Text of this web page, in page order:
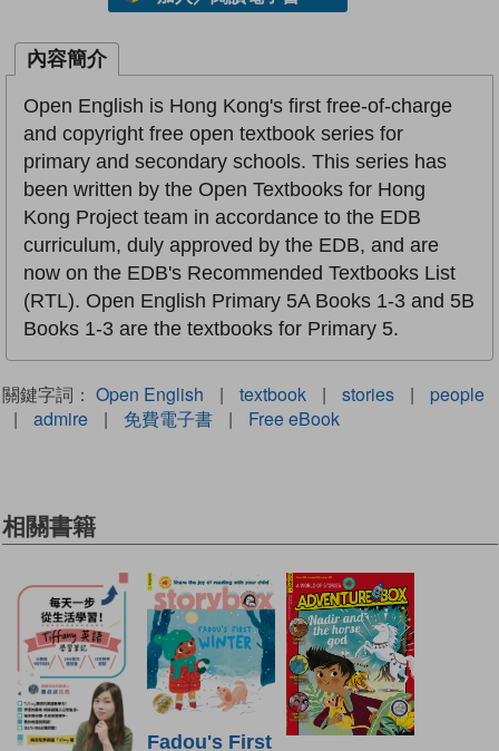
內容簡介
Open English is Hong Kong's first free-of-charge
and copyright free open textbook series for
primary and secondary schools. This series has
been written by the Open Textbooks for Hong
Kong Project team in accordance to the EDB
curriculum, duly approved by the EDB, and are
now on the EDB's Recommended Textbooks List
(RTL). Open English Primary 5A Books 1-3 and 5B
Books 1-3 are the textbooks for Primary 5.
關鍵字詞： Open English | textbook | stories |
people
|
admire | 免費電子書 | Free eBook
相關書籍
Fadou's First